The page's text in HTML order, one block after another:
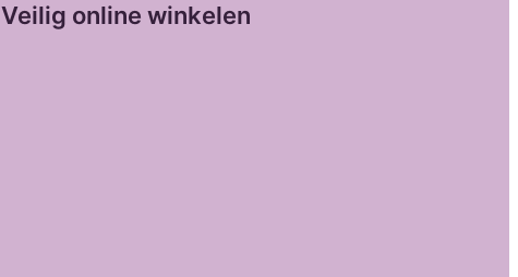
Veilig online winkelen